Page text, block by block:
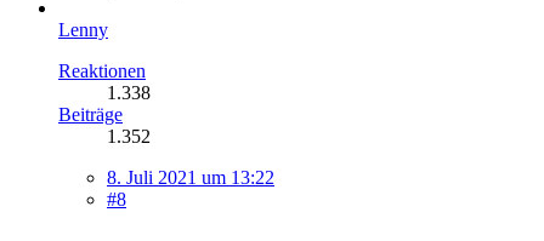
Lenny
Reaktionen
1.338
Beiträge
1.352
8. Juli 2021 um 13:22
#8